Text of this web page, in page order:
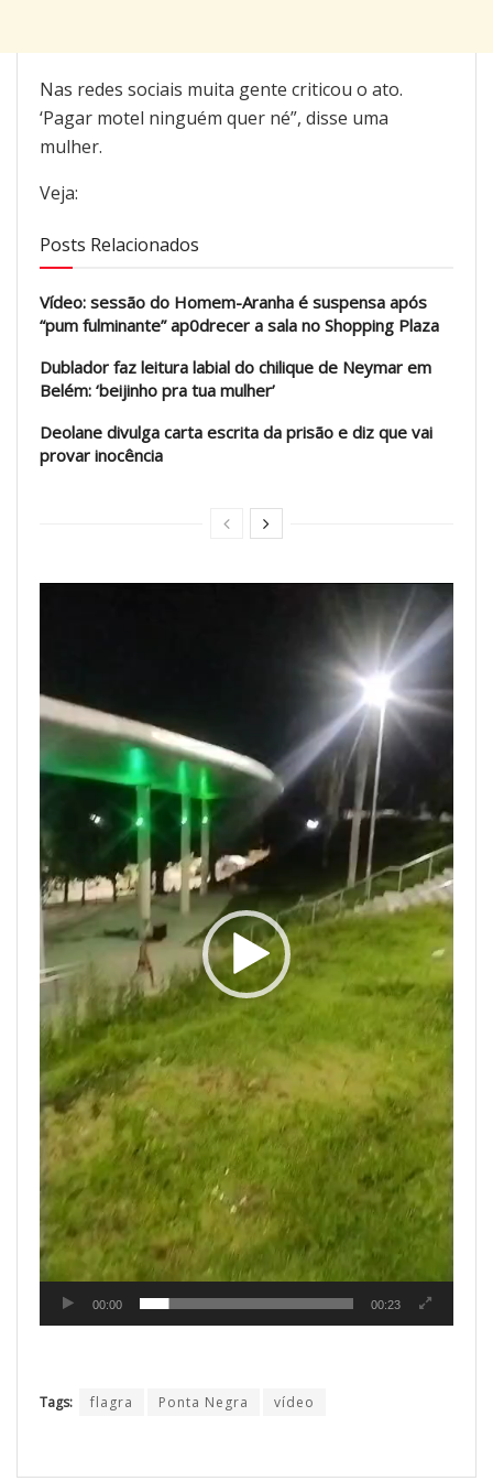
Nas redes sociais muita gente criticou o ato.
‘Pagar motel ninguém quer né”, disse uma
mulher.
Veja:
Posts Relacionados
Vídeo: sessão do Homem-Aranha é suspensa após
“pum fulminante” ap0drecer a sala no Shopping Plaza
Dublador faz leitura labial do chilique de Neymar em
Belém: ‘beijinho pra tua mulher’
Deolane divulga carta escrita da prisão e diz que vai
provar inocência
00:00 00:23
Tags: flagra Ponta Negra vídeo